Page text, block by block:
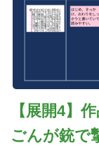
【展開4】
ごんが銃で